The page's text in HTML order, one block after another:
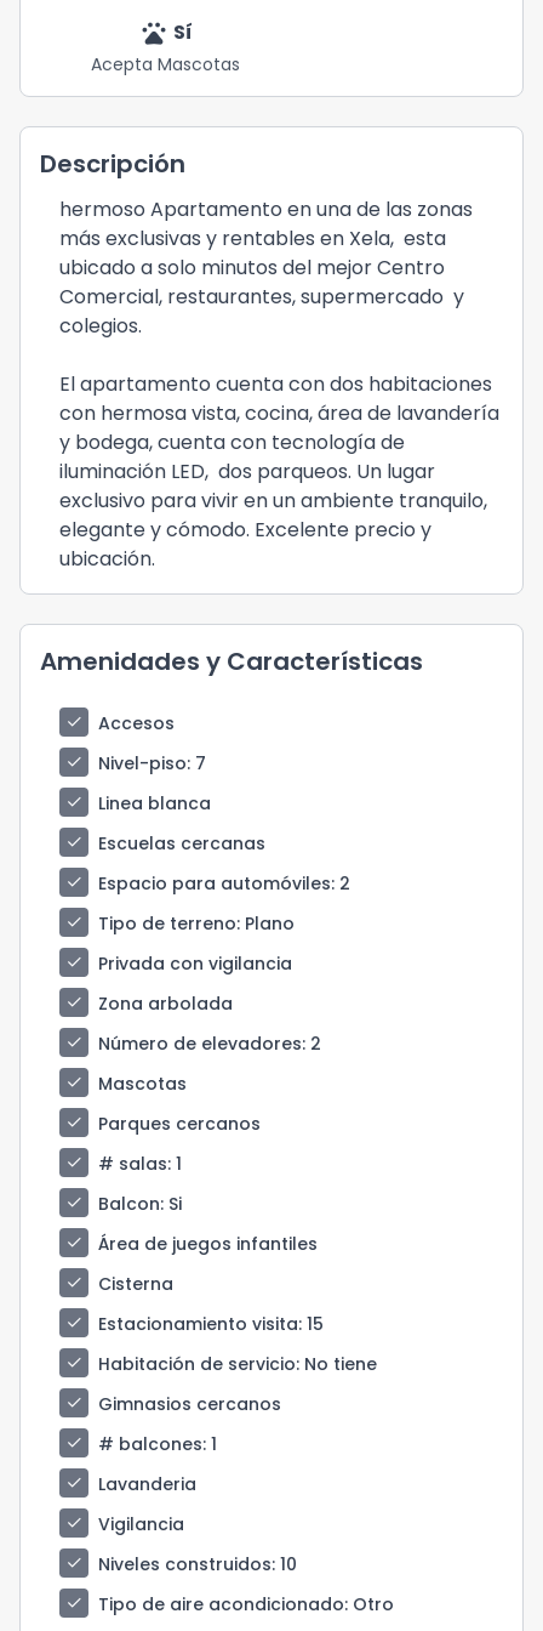
pets Sí
Acepta Mascotas
Descripción
hermoso Apartamento en una de las zonas
más exclusivas y rentables en Xela, esta
ubicado a solo minutos del mejor Centro
Comercial, restaurantes, supermercado y
colegios.
El apartamento cuenta con dos habitaciones
con hermosa vista, cocina, área de lavandería
y bodega, cuenta con tecnología de
iluminación LED, dos parqueos. Un lugar
exclusivo para vivir en un ambiente tranquilo,
elegante y cómodo. Excelente precio y
ubicación.
Amenidades y Características
check
Accesos
check
Nivel-piso: 7
check
Linea blanca
check
Escuelas cercanas
check
Espacio para automóviles: 2
check
Tipo de terreno: Plano
check
Privada con vigilancia
check
Zona arbolada
check
Número de elevadores: 2
check
Mascotas
check
Parques cercanos
check
# salas: 1
check
Balcon: Si
check
Área de juegos infantiles
check
Cisterna
check
Estacionamiento visita: 15
check
Habitación de servicio: No tiene
check
Gimnasios cercanos
check
# balcones: 1
check
Lavanderia
check
Vigilancia
check
Niveles construidos: 10
check
Tipo de aire acondicionado: Otro